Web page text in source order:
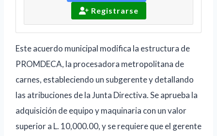
Registrarse
Este acuerdo municipal modifica la estructura de
PROMDECA, la procesadora metropolitana de
carnes, estableciendo un subgerente y detallando
las atribuciones de la Junta Directiva. Se aprueba la
adquisición de equipo y maquinaria con un valor
superior a L. 10,000.00, y se requiere que el gerente